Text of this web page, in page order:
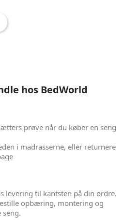
hos BedWorld
prøve når du køber en seng
i madrasserne, eller returnere
levering til kantsten på din ordre.
opbæring, montering og
seng.